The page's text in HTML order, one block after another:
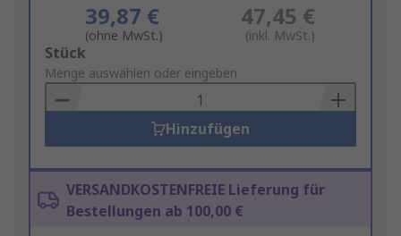
39,87 €
(ohne MwSt.)
47,45 €
(inkl. MwSt.)
Add
to
Basket
Stück
Menge auswählen oder eingeben
Hinzufügen
VERSANDKOSTENFREIE Lieferung für
Bestellungen ab 100,00 €